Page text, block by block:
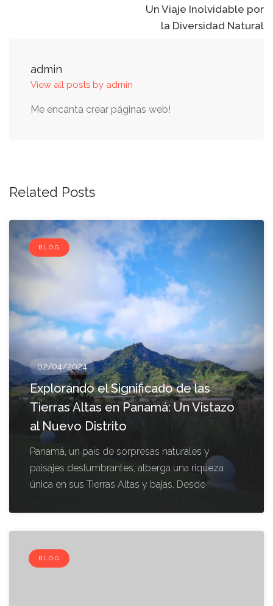
Un Viaje Inolvidable por
la Diversidad Natural
admin
View all posts by admin
Me encanta crear páginas web!
Related Posts
BLOG
02/04/2024
Explorando el Significado de las
Tierras Altas en Panamá: Un Vistazo
al Nuevo Distrito
Panamá, un país de sorpresas naturales y
paisajes deslumbrantes, alberga una riqueza
única en sus Tierras Altas y bajas. Desde
BLOG